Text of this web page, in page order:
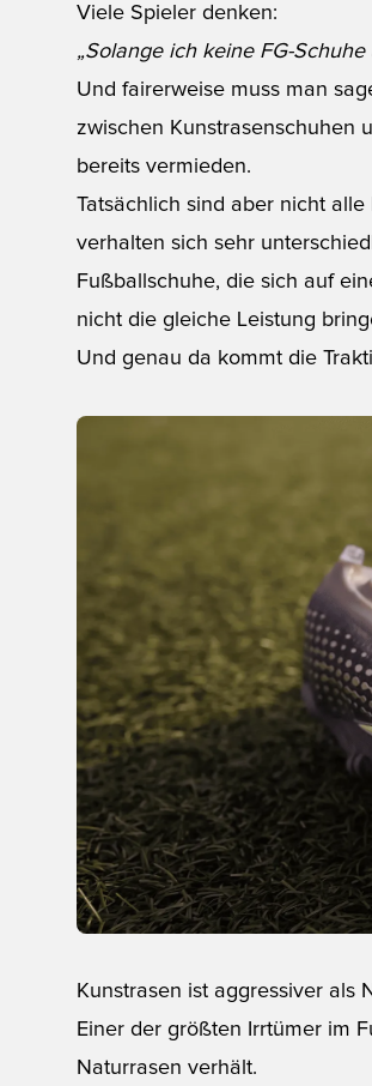
Viele Spieler denken:
„Solange ich keine FG-
Und fairerweise muss man
zwischen Kunstrasenschuhen
bereits vermieden.
Tatsächlich sind aber nicht
verhalten sich sehr
Fußballschuhe, die sich auf
nicht die gleiche Leistung
Und genau da kommt die
Kunstrasen ist aggressiver als
Einer der größten Irrtümer im
Naturrasen verhält.